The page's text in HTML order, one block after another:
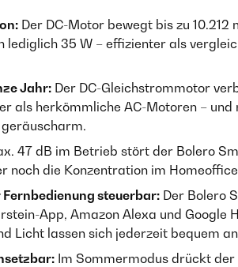
Der DC-Motor bewegt bis zu 10.212
lediglich 35 W – effizienter als
Jahr: Der DC-Gleichstrommotor
als herkömmliche AC-Motoren – und
47 dB im Betrieb stört der Bolero
noch die Konzentration im
steuerbar: Der Bolero
App, Amazon Alexa und Google
Licht lassen sich jederzeit bequem
Im Sommermodus drückt